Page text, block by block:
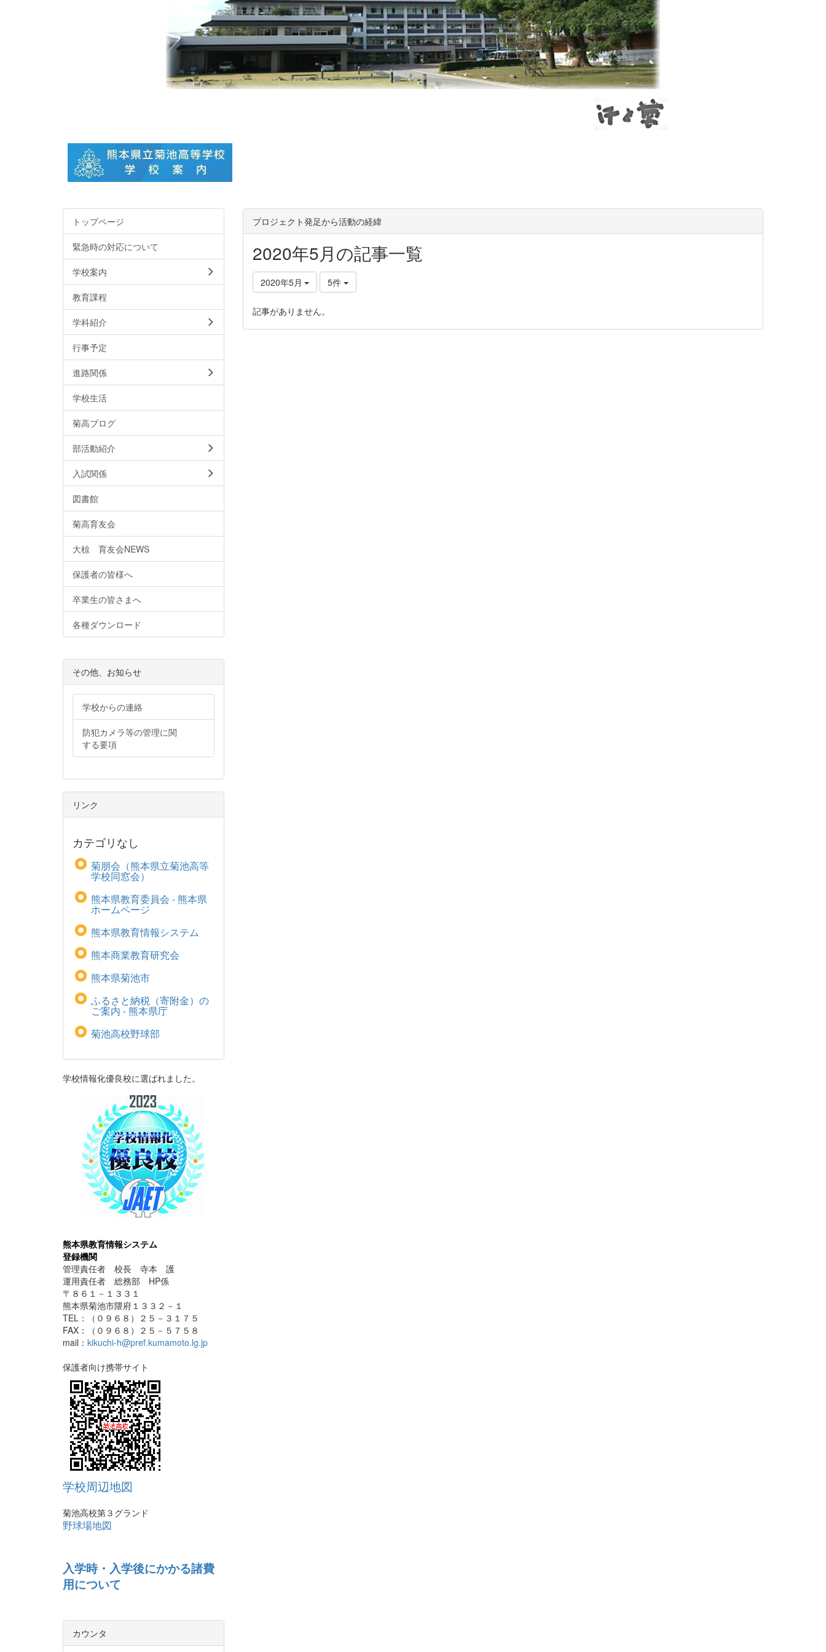
プロジェクト発足から活動の経緯
2020年5月の記事一覧
2020年5月 5件
記事がありません。
トップページ
緊急時の対応について
学校案内
教育課程
学科紹介
行事予定
進路関係
学校生活
菊高ブログ
部活動紹介
入試関係
図書館
菊高育友会
大椋 育友会NEWS
保護者の皆様へ
卒業生の皆さまへ
各種ダウンロード
その他、お知らせ
学校からの連絡
防犯カメラ等の管理に関
する要項
リンク
カテゴリなし
菊朋会（熊本県立菊池高等
学校同窓会）
熊本県教育委員会 - 熊本県
ホームページ
熊本県教育情報システム
熊本商業教育研究会
熊本県菊池市
ふるさと納税（寄附金）の
ご案内 - 熊本県庁
菊池高校野球部
学校情報化優良校に選ばれました。
熊本県教育情報システム
登録機関
管理責任者 校長 寺本 護
運用責任者 総務部 HP係
〒８６１－１３３１
熊本県菊池市隈府１３３２－１
TEL：（０９６８）２５－３１７５
FAX：（０９６８）２５－５７５８
mail： kikuchi-h@pref.kumamoto.lg.jp
保護者向け携帯サイト
学校周辺地図
菊池高校第３グランド
野球場地図
入学時・入学後にかかる諸費
用について
カウンタ